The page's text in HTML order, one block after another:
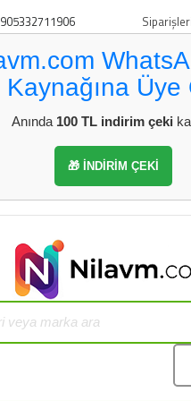
Kaynağına Üye
Anında 100 TL indirim çeki
🎁 İNDİRİM ÇEKİ